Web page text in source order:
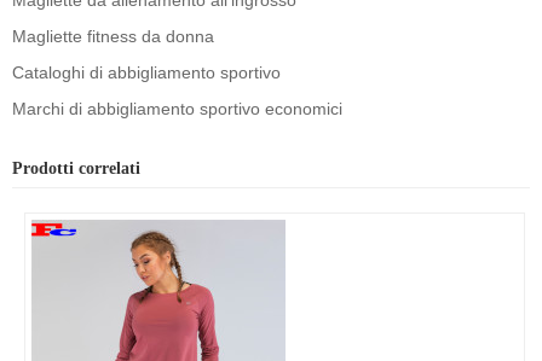
Magliette fitness da donna
Cataloghi di abbigliamento sportivo
Marchi di abbigliamento sportivo economici
Prodotti correlati